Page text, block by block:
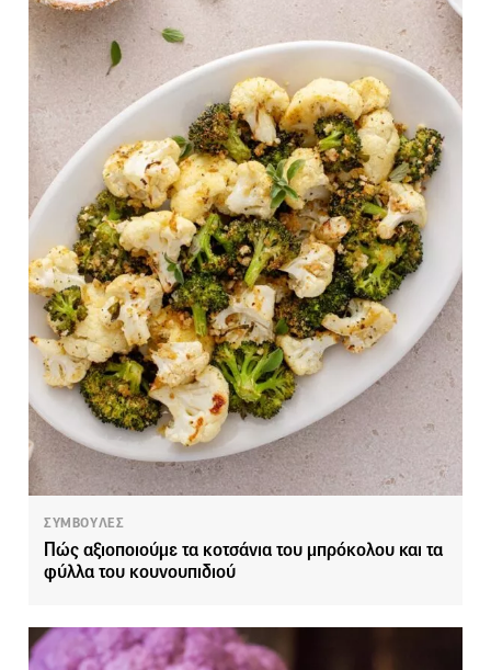
ΣΥΜΒΟΥΛΕΣ
Πώς αξιοποιούμε τα κοτσάνια του μπρόκολου και τα
φύλλα του κουνουπιδιού